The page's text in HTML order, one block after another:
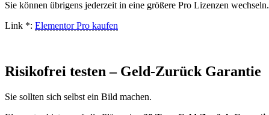
Sie können übrigens jederzeit in eine größere Pro Lizenzen wechseln.
Link *: Elementor Pro kaufen
Risikofrei testen – Geld-Zurück Garantie
Sie sollten sich selbst ein Bild machen.